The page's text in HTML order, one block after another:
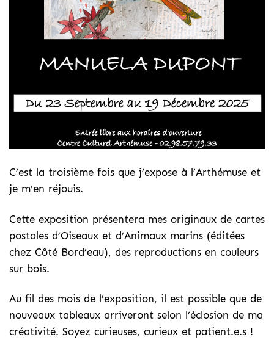
C’est la troisième fois que j’expose à l’Arthémuse et
je m’en réjouis.
Cette exposition présentera mes originaux de cartes
postales d’Oiseaux et d’Animaux marins (éditées
chez Côté Bord’eau), des reproductions en couleurs
sur bois.
Au fil des mois de l’exposition, il est possible que de
nouveaux tableaux arriveront selon l’éclosion de ma
créativité. Soyez curieuses, curieux et patient.e.s !